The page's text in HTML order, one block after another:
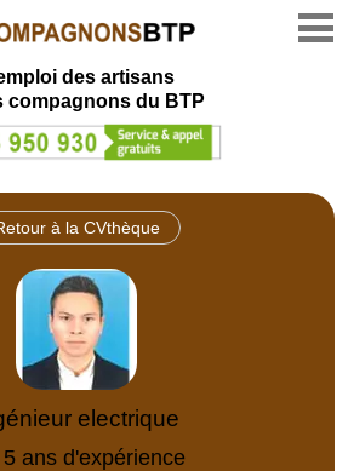
des artisans
compagnons du BTP
à la CVthèque
electrique
5 ans d'expérience